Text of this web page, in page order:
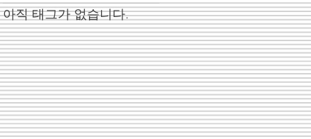
아직 태그가 없습니다.